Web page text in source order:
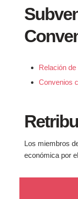
Relación
Convenios
Los miembros
económica por